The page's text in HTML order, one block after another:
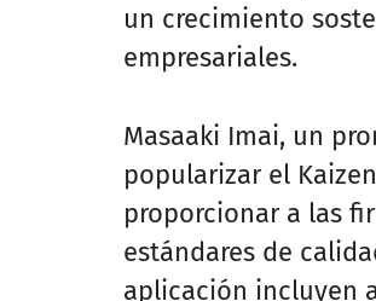
un crecimiento
empresariales.
Masaaki Imai, un
popularizar el
proporcionar a las
estándares de
aplicación incluyen